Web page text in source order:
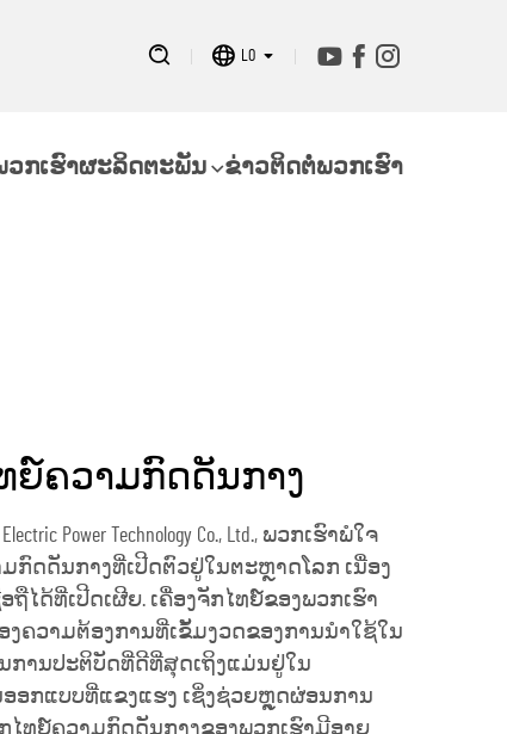
LO
ກເຮົາຜະລິດຕະພັນ ຂ່າວຕິດຕໍ່ພວກເຮົາ
ຍ໌ຄວາມກົດດັນກາງ
Power Technology Co., Ltd., ພວກເຮົາພໍໃຈ
ກົດດັນກາງທີ່ເປີດຕົວຢູ່ໃນຕະຫຼາດໂລກ ເນື່ອງ
ໄດ້ທີ່ເປີດເຜີຍ. ເຄື່ອງຈັກໄທຍ໌ຂອງພວກເຮົາ
ຄວາມຕ້ອງການທີ່ເຂັ້ມງວດຂອງການນຳໃຊ້ໃນ
ການປະຕິບັດທີ່ດີທີ່ສຸດເຖິງແມ່ນຢູ່ໃນ
ອກແບບທີ່ແຂງແຮງ ເຊິ່ງຊ່ວຍຫຼຸດຜ່ອນການ
ໄທຍ໌ຄວາມກົດດັນກາງຂອງພວກເຮົາມີອາຍຸ